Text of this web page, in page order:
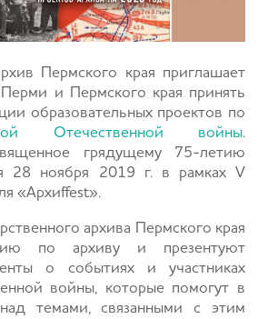
Пермского края приглашает
и Пермского края принять
образовательных проектов по
Отечественной войны.
грядущему 75-летию
28 ноября 2019 г. в рамках V
«Архиffest».
архива Пермского края
по архиву и презентуют
о событиях и участниках
войны, которые помогут в
темами, связанными с этим